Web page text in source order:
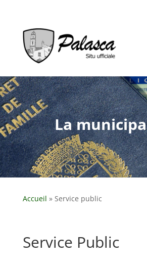
La
Accueil » Service public
Service Public